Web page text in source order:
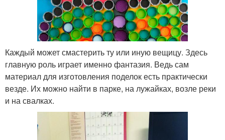
Каждый может смастерить ту или иную вещицу. Здесь
главную роль играет именно фантазия. Ведь сам
материал для изготовления поделок есть практически
везде. Их можно найти в парке, на лужайках, возле реки
и на свалках.